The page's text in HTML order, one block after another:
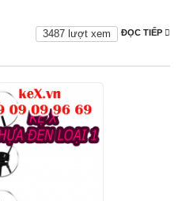
ĐỌC TIẾP
3487 lượt xem